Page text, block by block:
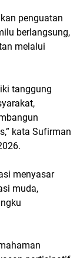
penguatan
berlangsung,
melalui
tanggung
kata Sufirman
menyasar
muda,